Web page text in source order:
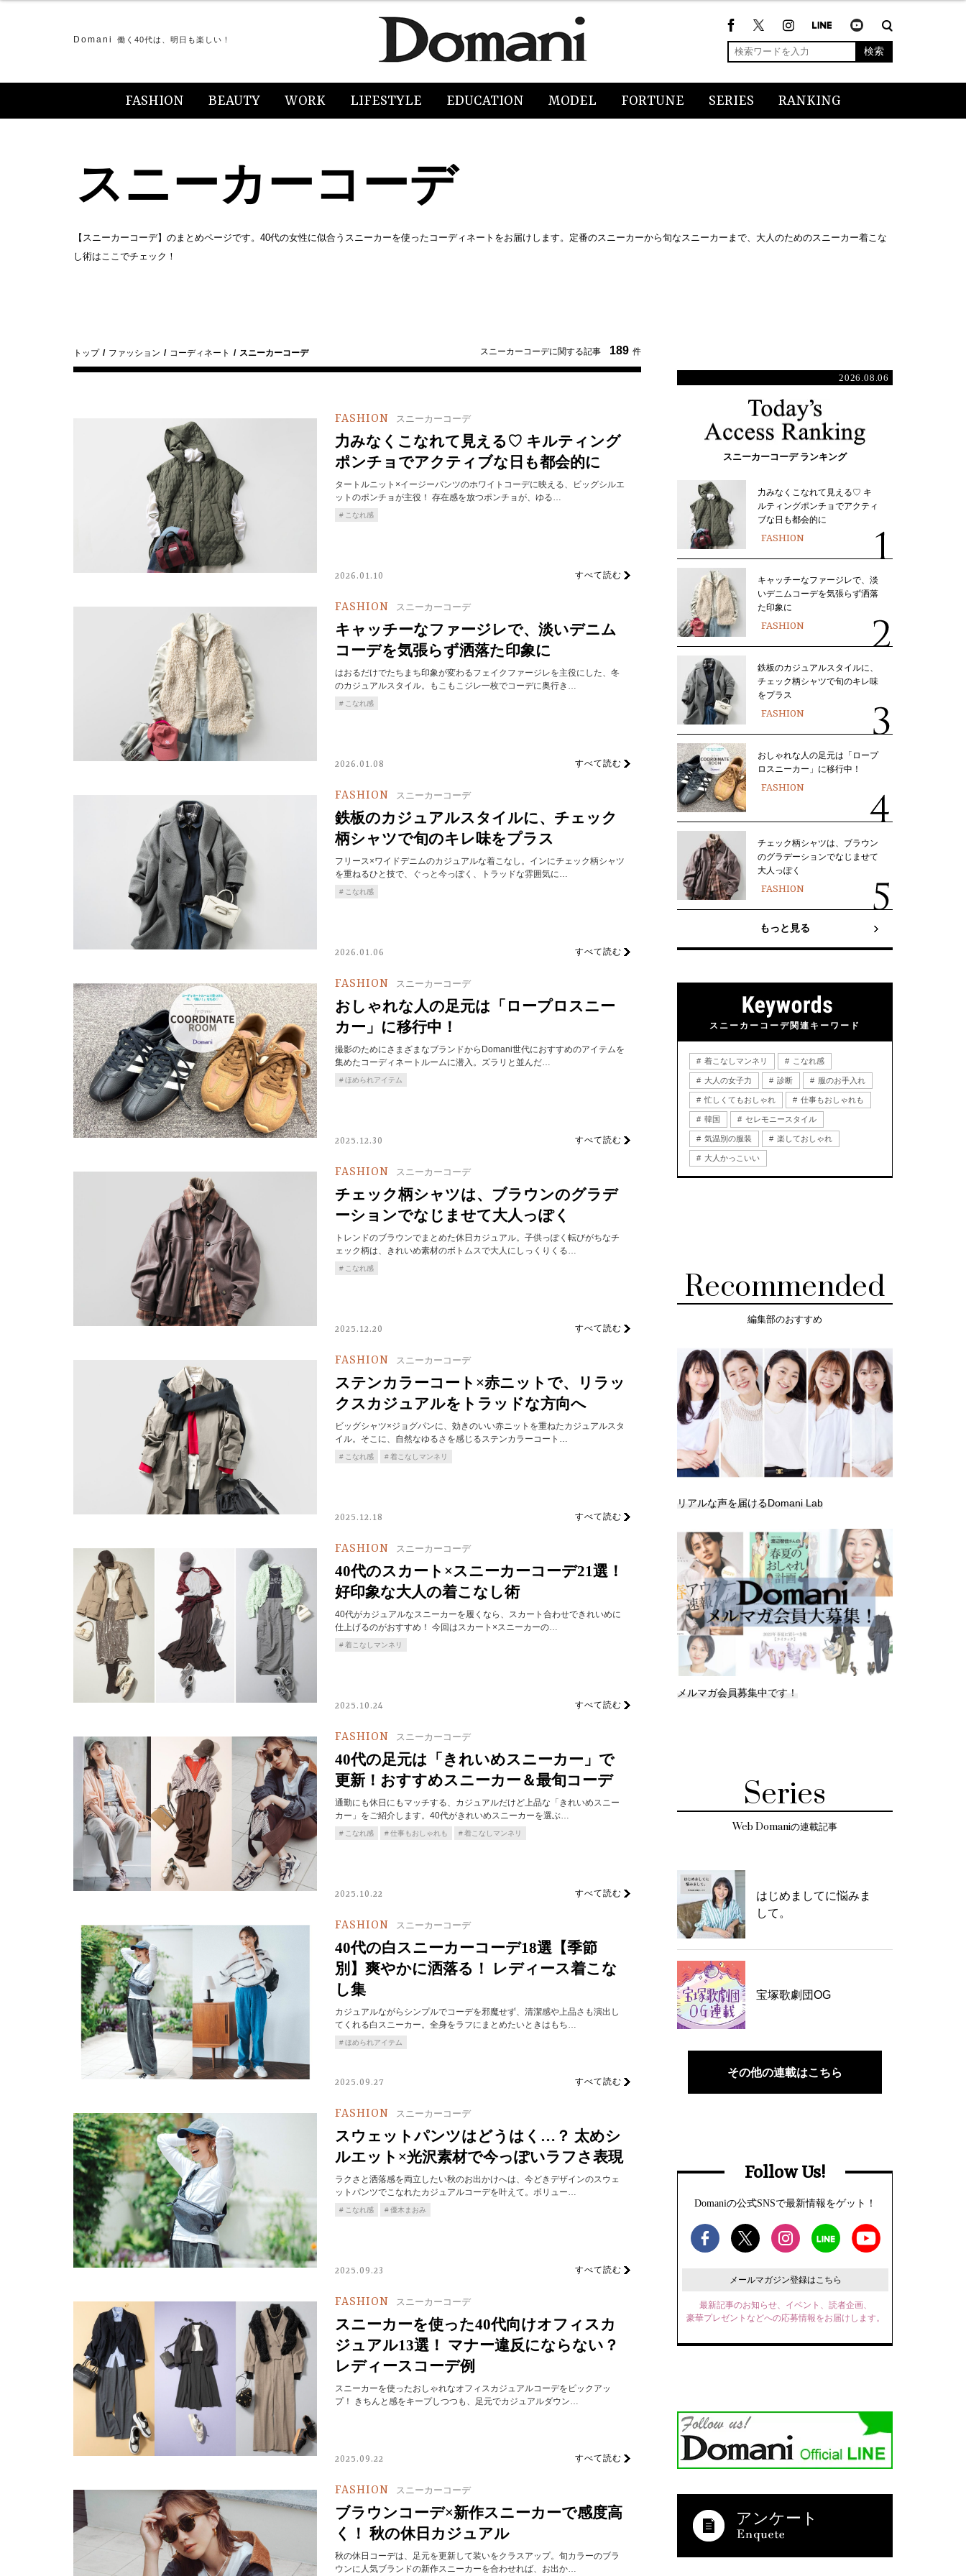
Domani 働く40代は、明日も楽しい！
検索
FASHION BEAUTY WORK LIFESTYLE EDUCATION MODEL FORTUNE SERIES RANKING
スニーカーコーデ
【スニーカーコーデ】のまとめページです。40代の女性に似合うスニーカーを使ったコーディネートをお届けします。定番のスニーカーから旬なスニーカーまで、大人のためのスニーカー着こな
し術はここでチェック！
トップ ファッション コーディネート スニーカーコーデ スニーカーコーデに関する記事 189 件
FASHION スニーカーコーデ
力みなくこなれて見える♡ キルティング
ポンチョでアクティブな日も都会的に
タートルニット×イージーパンツのホワイトコーデに映える、ビッグシルエ
ットのポンチョが主役！ 存在感を放つポンチョが、ゆる…
こなれ感
2026.01.10 すべて読む
FASHION スニーカーコーデ
キャッチーなファージレで、淡いデニム
コーデを気張らず洒落た印象に
はおるだけでたちまち印象が変わるフェイクファージレを主役にした、冬
のカジュアルスタイル。もこもこジレ一枚でコーデに奥行き…
こなれ感
2026.01.08 すべて読む
FASHION スニーカーコーデ
鉄板のカジュアルスタイルに、チェック
柄シャツで旬のキレ味をプラス
フリース×ワイドデニムのカジュアルな着こなし。インにチェック柄シャツ
を重ねるひと技で、ぐっと今っぽく、トラッドな雰囲気に…
こなれ感
2026.01.06 すべて読む
FASHION スニーカーコーデ
おしゃれな人の足元は「ロープロスニー
カー」に移行中！
撮影のためにさまざまなブランドからDomani世代におすすめのアイテムを
集めたコーディネートルームに潜入。ズラリと並んだ…
ほめられアイテム
2025.12.30 すべて読む
FASHION スニーカーコーデ
チェック柄シャツは、ブラウンのグラデ
ーションでなじませて大人っぽく
トレンドのブラウンでまとめた休日カジュアル。子供っぽく転びがちなチ
ェック柄は、きれいめ素材のボトムスで大人にしっくりくる…
こなれ感
2025.12.20 すべて読む
FASHION スニーカーコーデ
ステンカラーコート×赤ニットで、リラッ
クスカジュアルをトラッドな方向へ
ビッグシャツ×ジョグパンに、効きのいい赤ニットを重ねたカジュアルスタ
イル。そこに、自然なゆるさを感じるステンカラーコート…
こなれ感 着こなしマンネリ
2025.12.18 すべて読む
FASHION スニーカーコーデ
40代のスカート×スニーカーコーデ21選！
好印象な大人の着こなし術
40代がカジュアルなスニーカーを履くなら、スカート合わせできれいめに
仕上げるのがおすすめ！ 今回はスカート×スニーカーの…
着こなしマンネリ
2025.10.24 すべて読む
FASHION スニーカーコーデ
40代の足元は「きれいめスニーカー」で
更新！おすすめスニーカー＆最旬コーデ
通勤にも休日にもマッチする、カジュアルだけど上品な「きれいめスニー
カー」をご紹介します。40代がきれいめスニーカーを選ぶ…
こなれ感 仕事もおしゃれも 着こなしマンネリ
2025.10.22 すべて読む
FASHION スニーカーコーデ
40代の白スニーカーコーデ18選【季節
別】爽やかに洒落る！ レディース着こな
し集
カジュアルながらシンプルでコーデを邪魔せず、清潔感や上品さも演出し
てくれる白スニーカー。全身をラフにまとめたいときはもち…
ほめられアイテム
2025.09.27 すべて読む
FASHION スニーカーコーデ
スウェットパンツはどうはく…？ 太めシ
ルエット×光沢素材で今っぽいラフさ表現
ラクさと洒落感を両立したい秋のお出かけへは、今どきデザインのスウェ
ットパンツでこなれたカジュアルコーデを叶えて。ボリュー…
こなれ感 優木まおみ
2025.09.23 すべて読む
FASHION スニーカーコーデ
スニーカーを使った40代向けオフィスカ
ジュアル13選！ マナー違反にならない？
レディースコーデ例
スニーカーを使ったおしゃれなオフィスカジュアルコーデをピックアッ
プ！ きちんと感をキープしつつも、足元でカジュアルダウン…
2025.09.22 すべて読む
FASHION スニーカーコーデ
ブラウンコーデ×新作スニーカーで感度高
く！ 秋の休日カジュアル
秋の休日コーデは、足元を更新して装いをクラスアップ。旬カラーのブラ
ウンに人気ブランドの新作スニーカーを合わせれば、お出か…
2026.08.06
スニーカーコーデ ランキング
力みなくこなれて見える♡ キ
ルティングポンチョでアクティ
ブな日も都会的に
FASHION
キャッチーなファージレで、淡
いデニムコーデを気張らず洒落
た印象に
FASHION
鉄板のカジュアルスタイルに、
チェック柄シャツで旬のキレ味
をプラス
FASHION
おしゃれな人の足元は「ロープ
ロスニーカー」に移行中！
FASHION
チェック柄シャツは、ブラウン
のグラデーションでなじませて
大人っぽく
FASHION
もっと見る
スニーカーコーデ関連キーワード
着こなしマンネリ こなれ感
大人の女子力 診断 服のお手入れ
忙しくてもおしゃれ 仕事もおしゃれも
韓国 セレモニースタイル
気温別の服装 楽しておしゃれ
大人かっこいい
Recommended
編集部のおすすめ
リアルな声を届けるDomani Lab
メルマガ会員募集中です！
Series
Web Domaniの連載記事
はじめましてに悩みま
して。
宝塚歌劇団OG
その他の連載はこちら
Follow Us!
Domaniの公式SNSで最新情報をゲット！
メールマガジン登録はこちら
最新記事のお知らせ、イベント、読者企画、
豪華プレゼントなどへの応募情報をお届けします。
アンケート